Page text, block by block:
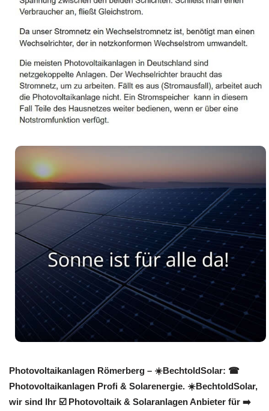
Photovoltaikanlagen Römerberg – ☀️BechtoldSolar: ☎
Photovoltaikanlagen Profi & Solarenergie. ☀️BechtoldSolar,
wir sind Ihr ☑️ Photovoltaik & Solaranlagen Anbieter für ➡️